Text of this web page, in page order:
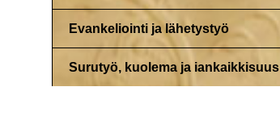
Evankeliointi ja lähetystyö
Surutyö, kuolema ja iankaikkisuus